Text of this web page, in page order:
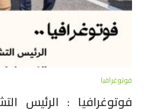
فوتوغرافيا
فوتوغرافيا : الرئيس